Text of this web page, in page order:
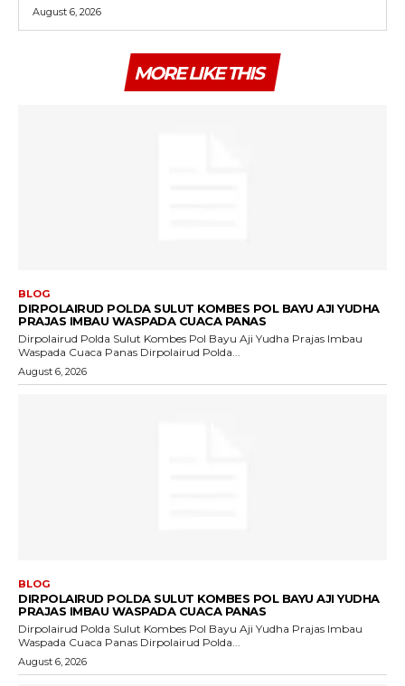
August 6, 2026
MORE LIKE THIS
BLOG
DIRPOLAIRUD POLDA SULUT KOMBES POL BAYU AJI YUDHA
PRAJAS IMBAU WASPADA CUACA PANAS
Dirpolairud Polda Sulut Kombes Pol Bayu Aji Yudha Prajas Imbau
Waspada Cuaca Panas Dirpolairud Polda...
August 6, 2026
BLOG
DIRPOLAIRUD POLDA SULUT KOMBES POL BAYU AJI YUDHA
PRAJAS IMBAU WASPADA CUACA PANAS
Dirpolairud Polda Sulut Kombes Pol Bayu Aji Yudha Prajas Imbau
Waspada Cuaca Panas Dirpolairud Polda...
August 6, 2026